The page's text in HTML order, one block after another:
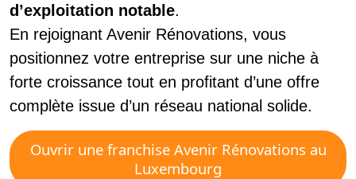
d’exploitation notable.
En rejoignant Avenir Rénovations, vous
positionnez votre entreprise sur une niche à
forte croissance tout en profitant d’une offre
complète issue d’un réseau national solide.
Ouvrir une franchise Avenir Rénovations au
Luxembourg